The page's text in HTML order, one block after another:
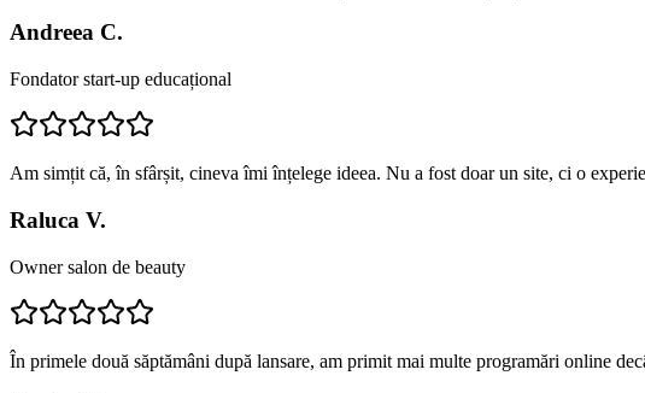
Andreea C.
Fondator start-up educațional
Am simțit că, în sfârșit, cineva îmi înțelege ideea. Nu a fost doar un site, ci o
Raluca V.
Owner salon de beauty
În primele două săptămâni după lansare, am primit mai multe programări online